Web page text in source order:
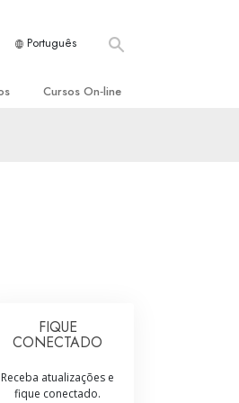
Português
Cursos On‑line
Emocional
FIQUE
CONECTADO
Receba atualizações e
fique conectado.